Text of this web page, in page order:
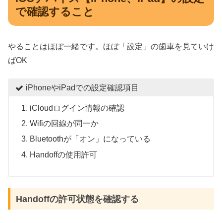
で確認すること
やることはほぼ一緒です。ほぼ「設定」の歯車を見ていけ
ばOK
iPhoneやiPadでの設定確認項目
iCloudログイン情報の確認
Wifiの回線が同一か
Bluetoothが「オン」になっている
Handoffの使用許可
Handoffの許可状態を確認する